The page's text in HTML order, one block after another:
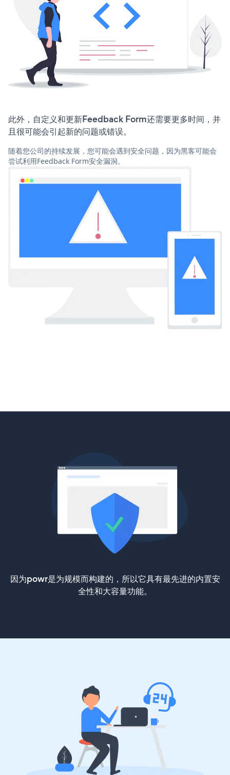
此外，自定义和更新Feedback Form还需要更多时间，并
且很可能会引起新的问题或错误。
随着您公司的持续发展，您可能会遇到安全问题，因为黑客可能会
尝试利用Feedback Form安全漏洞。
因为powr是为规模而构建的，所以它具有最先进的内置安
全性和大容量功能。